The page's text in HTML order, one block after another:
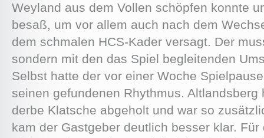
Weyland aus dem Vollen schöpfen konnte
besaß, um vor allem auch nach dem
dem schmalen HCS-Kader versagt. Der
sondern mit den das Spiel begleitenden
Selbst hatte der vor einer Woche
seinen gefundenen Rhythmus.
derbe Klatsche abgeholt und war so
kam der Gastgeber deutlich besser klar.